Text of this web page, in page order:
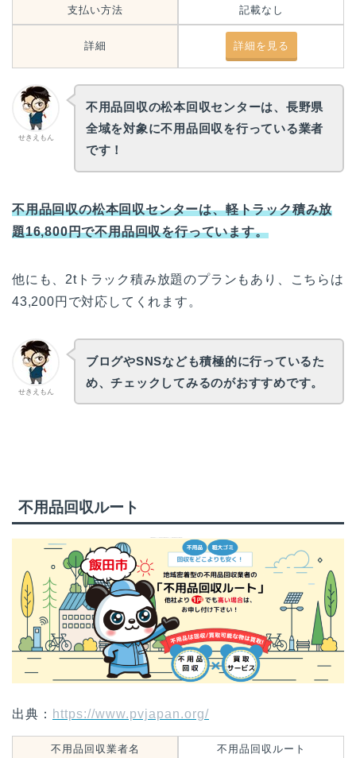
支払い方法 記載なし
詳細 詳細を見る
せきえもん
不用品回収の松本回収センターは、長野県
全域を対象に不用品回収を行っている業者
です！
不用品回収の松本回収センターは、軽トラック積み放
題16,800円で不用品回収を行っています。
他にも、2tトラック積み放題のプランもあり、こちらは
43,200円で対応してくれます。
せきえもん
ブログやSNSなども積極的に行っているた
め、チェックしてみるのがおすすめです。
不用品回収ルート
出典： https://www.pvjapan.org/
不用品回収業者名 不用品回収ルート